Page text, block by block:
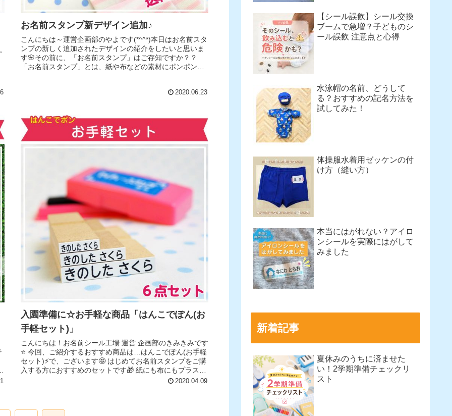
お名前スタンプ新デザイン追加♪
こんにちは～運営企画部のやよです(*^^*)本日はお名前スタ
ンプの新しく追加されたデザインの紹介をしたいと思いま
す🌸その前に、「お名前スタンプ」はご存知ですか？？
「お名前スタンプ」とは、紙や布などの素材にポンポン押
2020.06.23
入園準備に☆お手軽な商品「はんこでぽん(お
手軽セット)」
こんにちは！お名前シール工場 運営 企画部のきみきみです
⭐ 今回、ご紹介するおすすめ商品は…はんこでぽん(お手軽
セット)⚡で、ございます🤩 はじめてお名前スタンプをご購
入する方におすすめのセットです🎁 紙にも布にもプラスチ
2020.04.09
【シール誤飲】シール交換
ブームで急増？子どものシ
ール誤飲 注意点と心得
水泳帽の名前、どうして
る？おすすめの記名方法を
試してみた！
体操服水着用ゼッケンの付
け方（縫い方）
本当にはがれない？アイロ
ンシールを実際にはがして
みました
新着記事
夏休みのうちに済ませた
い！2学期準備チェックリ
スト